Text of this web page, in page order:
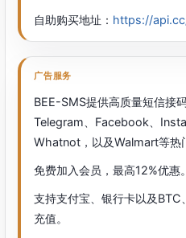
自助购买地址： https://
广告服务
BEE-SMS提供高质量短信接
Telegram、Facebook、
Whatnot，以及Walmart等热
免费加入会员，最高12%优惠。
支持支付宝、银行卡以及
充值。